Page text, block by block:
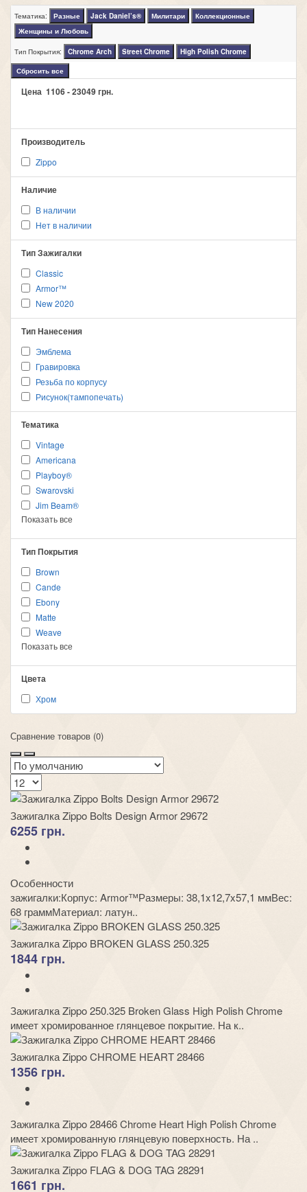
Тематика: Разные Jack Daniel’s® Милитари
Коллекционные
Женщины и Любовь
Тип Покрытия: Chrome Arch Street Chrome
High Polish Chrome
Сбросить все
Цена 1106-23049грн.
Производитель
Zippo
Наличие
В наличии
Нет в наличии
Тип Зажигалки
Classic
Armor™
New 2020
Тип Нанесения
Эмблема
Гравировка
Резьба по корпусу
Рисунок(тампопечать)
Тематика
Vintage
Americana
Playboy®
Swarovski
Jim Beam®
Показать все
Тип Покрытия
Brown
Cande
Ebony
Matte
Weave
Показать все
Цвета
Хром
Сравнение товаров (0)
Зажигалка Zippo Bolts Design Armor 29672
6255 грн.
Особенности
зажигалки:Корпус: Armor™Размеры: 38,1x12,7x57,1 ммВес:
68 граммМатериал: латун..
Зажигалка Zippo BROKEN GLASS 250.325
1844 грн.
Зажигалка Zippo 250.325 Broken Glass High Polish Chrome
имеет хромированное глянцевое покрытие. На к..
Зажигалка Zippo CHROME HEART 28466
1356 грн.
Зажигалка Zippo 28466 Chrome Heart High Polish Chrome
имеет хромированную глянцевую поверхность. На ..
Зажигалка Zippo FLAG & DOG TAG 28291
1661 грн.